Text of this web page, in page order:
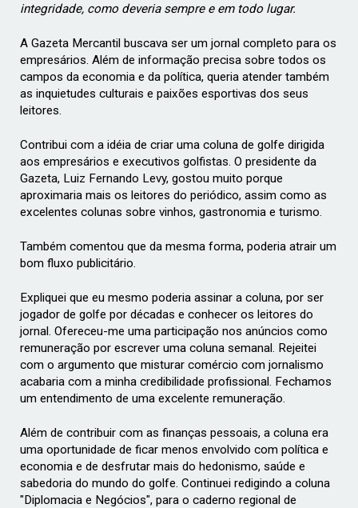
integridade, como deveria sempre e em todo lugar.
A Gazeta Mercantil buscava ser um jornal completo para os
empresários. Além de informação precisa sobre todos os
campos da economia e da política, queria atender também
as inquietudes culturais e paixões esportivas dos seus
leitores.
Contribui com a idéia de criar uma coluna de golfe dirigida
aos empresários e executivos golfistas. O presidente da
Gazeta, Luiz Fernando Levy, gostou muito porque
aproximaria mais os leitores do periódico, assim como as
excelentes colunas sobre vinhos, gastronomia e turismo.
Também comentou que da mesma forma, poderia atrair um
bom fluxo publicitário.
Expliquei que eu mesmo poderia assinar a coluna, por ser
jogador de golfe por décadas e conhecer os leitores do
jornal. Ofereceu-me uma participação nos anúncios como
remuneração por escrever uma coluna semanal. Rejeitei
com o argumento que misturar comércio com jornalismo
acabaria com a minha credibilidade profissional. Fechamos
um entendimento de uma excelente remuneração.
Além de contribuir com as finanças pessoais, a coluna era
uma oportunidade de ficar menos envolvido com política e
economia e de desfrutar mais do hedonismo, saúde e
sabedoria do mundo do golfe. Continuei redigindo a coluna
"Diplomacia e Negócios", para o caderno regional de